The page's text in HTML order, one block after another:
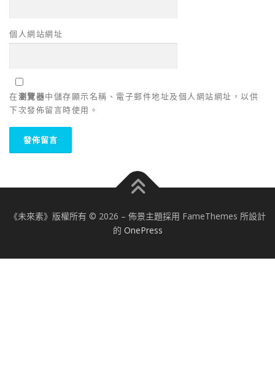
個人網站網址
在瀏覽器中儲存顯示名稱、電子郵件地址及個人網站網址，以供
下次發佈留言時使用。
《未來素》版權所有 © 2026 – 佈景主題採用 FameThemes 所設計
的 OnePress